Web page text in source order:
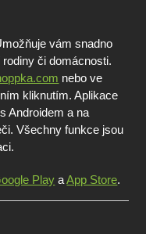
vám snadno
či domácnosti.
nebo ve
kliknutím. Aplikace
Androidem a na
Všechny funkce jsou
Play aApp Store.